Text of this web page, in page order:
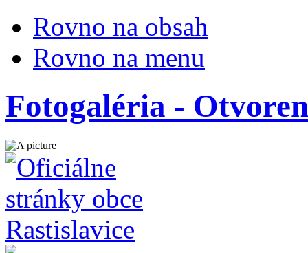
Rovno na obsah
Rovno na menu
Fotogaléria -